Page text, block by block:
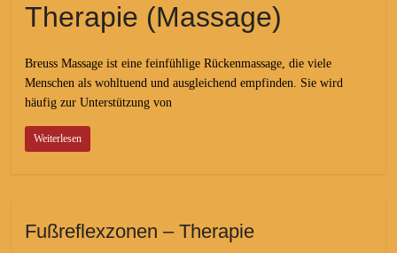
Therapie (Massage)
Breuss Massage ist eine feinfühlige Rückenmassage, die viele
Menschen als wohltuend und ausgleichend empfinden. Sie wird
häufig zur Unterstützung von
Weiterlesen
Fußreflexzonen – Therapie